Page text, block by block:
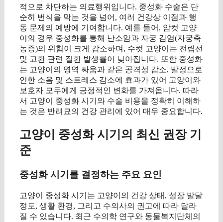
적으로 차단하는 의료행위입니다. 중성화 수술은 단
순히 번식을 막는 것을 넘어, 여러 건강상 이점과 행
동 문제의 예방에 기여합니다. 예를 들어, 암컷 고양
이의 경우 중성화를 통해 난소암과 자궁 감염(자궁축
농증)의 위험이 크게 감소하며, 수컷 고양이는 전립선
및 고환 관련 질환 발생률이 낮아집니다. 또한 중성화
는 고양이의 영역 싸움과 같은 공격성 감소, 발정으로
인한 소음 및 스트레스 감소에 효과가 있어 고양이와
보호자 모두에게 긍정적인 변화를 가져옵니다. 따라
서 고양이 중성화 시기와 수술 비용을 정확히 이해하
는 것은 반려묘의 건강 관리에 있어 매우 중요합니다.
고양이 중성화 시기의 최신 권장 기
준
중성화 시기를 결정하는 주요 요인
고양이 중성화 시기는 고양이의 건강 상태, 성장 발달
정도, 생활 환경, 그리고 수의사의 권고에 따라 달라
질 수 있습니다. 최근 수의학 연구와 동물복지단체의